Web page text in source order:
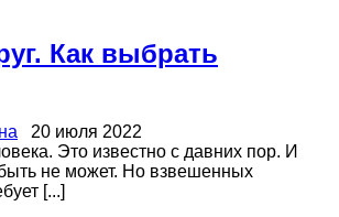
Как выбрать
20 июля 2022
Это известно с давних пор. И
не может. Но взвешенных
[...]